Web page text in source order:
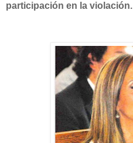
participación en la violación.